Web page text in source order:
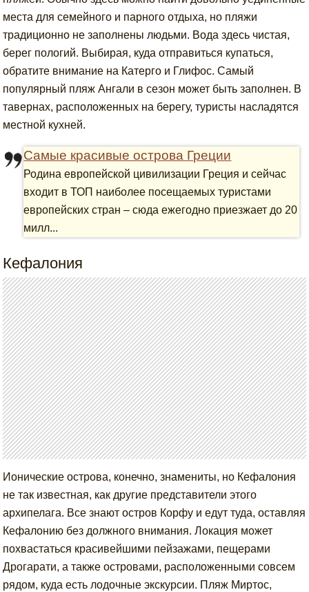
места для семейного и парного отдыха, но пляжи
традиционно не заполнены людьми. Вода здесь чистая,
берег пологий. Выбирая, куда отправиться купаться,
обратите внимание на Катерго и Глифос. Самый
популярный пляж Ангали в сезон может быть заполнен. В
тавернах, расположенных на берегу, туристы насладятся
местной кухней.
Самые красивые острова Греции
Родина европейской цивилизации Греция и сейчас
входит в ТОП наиболее посещаемых туристами
европейских стран – сюда ежегодно приезжает до 20
милл...
Кефалония
Ионические острова, конечно, знамениты, но Кефалония
не так известная, как другие представители этого
архипелага. Все знают остров Корфу и едут туда, оставляя
Кефалонию без должного внимания. Локация может
похвастаться красивейшими пейзажами, пещерами
Дрогарати, а также островами, расположенными совсем
рядом, куда есть лодочные экскурсии. Пляж Миртос,